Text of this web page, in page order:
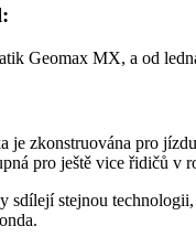
Geomax MX, a od
je zkonstruována pro
pro ještě vice řidičů v
sdílejí stejnou